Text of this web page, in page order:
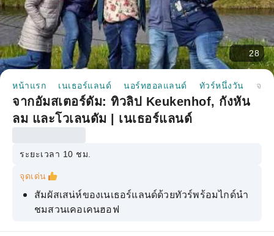
28
หน้าแรก เนเธอร์แลนด์ นอร์ทฮอลแลนด์ ทัวร์หนึ่งวัน
จากอัมสเตอร์ดัม: ทิวลิป Keukenhof, กังหัน
ลม และโวเลนดัม | เนเธอร์แลนด์
ระยะเวลา 10 ชม.
จุดเด่น
สัมผัสเสน่ห์ของเนเธอร์แลนด์ด้วยทัวร์พร้อมไกด์นำ
ชมสวนเคอเคนฮอฟ
ย้อนเวลากลับไปในอดีต ณ หมู่บ้านกังหันลมเก่าแก่